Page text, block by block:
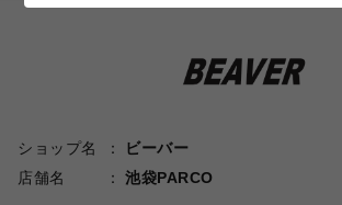
ショップ名
ビーバー
店舗名
池袋PARCO